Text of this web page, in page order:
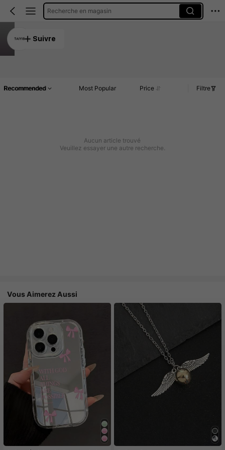
Recherche en magasin
Suivre
Recommended Most Popular Price Filtre
Aucun article trouvé
Veuillez essayer une autre recherche.
Vous Aimerez Aussi